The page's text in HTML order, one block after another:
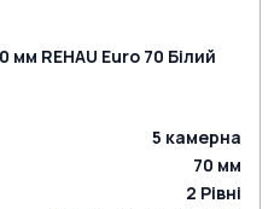
REHAU Euro 70 Білий
5 камерна
70 мм
2 Рівні